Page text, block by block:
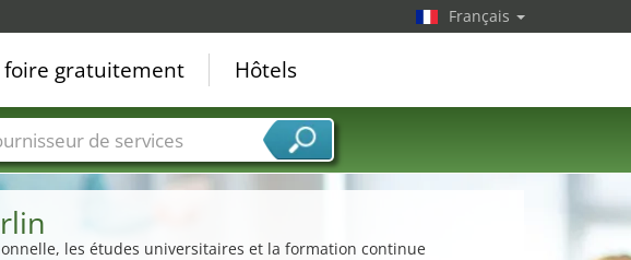
les études universitaires et la formation continue
Français
gratuitement Hôtels
de services